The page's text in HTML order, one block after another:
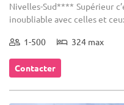
Nivelles-Sud**** Supérieur
inoubliable avec celles et
1-500 324 max
Contacter